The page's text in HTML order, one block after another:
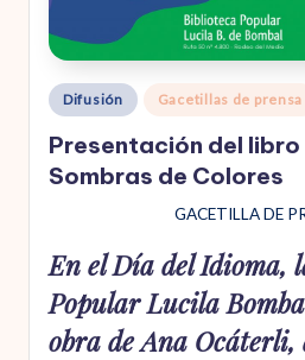
Publicado
en
Difusión Gacetillas de prensa
Presentación del
Sombras de Colores
GACETILLA DE
En el Día del Idioma,
Popular Lucila
obra de Ana Ocáterli,